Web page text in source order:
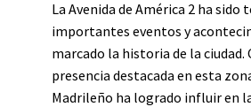
La Avenida de América 2 ha sido
importantes eventos y
marcado la historia de la ciudad.
presencia destacada en esta
Madrileño ha logrado influir en